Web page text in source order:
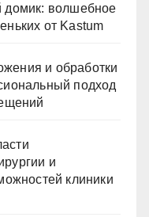
домик: волшебное
от Kastum
и обработки
подход
и
клиники